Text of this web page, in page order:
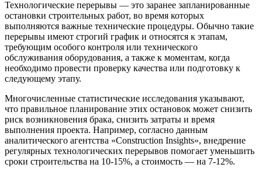
Технологические перерывы — это заранее запланированные
остановки строительных работ, во время которых
выполняются важные технические процедуры. Обычно такие
перерывы имеют строгий график и относятся к этапам,
требующим особого контроля или технического
обслуживания оборудования, а также к моментам, когда
необходимо провести проверку качества или подготовку к
следующему этапу.
Многочисленные статистические исследования указывают,
что правильное планирование этих остановок может снизить
риск возникновения брака, снизить затраты и время
выполнения проекта. Например, согласно данным
аналитического агентства «Construction Insights», внедрение
регулярных технологических перерывов помогает уменьшить
сроки строительства на 10-15%, а стоимость — на 7-12%.